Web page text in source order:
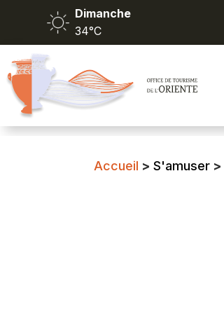
Dimanche
34°C
Accueil > S'amuser >